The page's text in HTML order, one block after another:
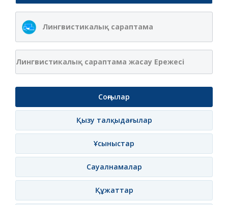
Лингвистикалық сараптама
Лингвистикалық сараптама жасау Ережесі
Соңғылар
Қызу талқыдағылар
Ұсыныстар
Сауалнамалар
Құжаттар